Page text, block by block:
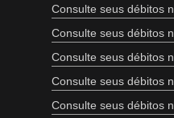
Consulte seus débitos
Consulte seus débitos
Consulte seus débitos
Consulte seus débitos
Consulte seus débitos